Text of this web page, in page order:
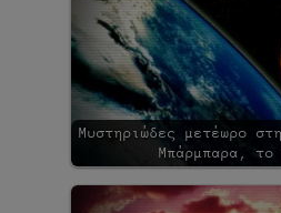
Μυστηριώδες μετέωρο
Μπάρμπαρα,